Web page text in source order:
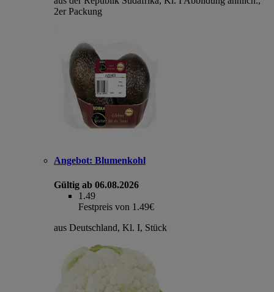
2er Packung
Angebot: Blumenkohl
Gültig ab 06.08.2026
1.49
Festpreis von 1.49€
aus Deutschland, Kl. I, Stück